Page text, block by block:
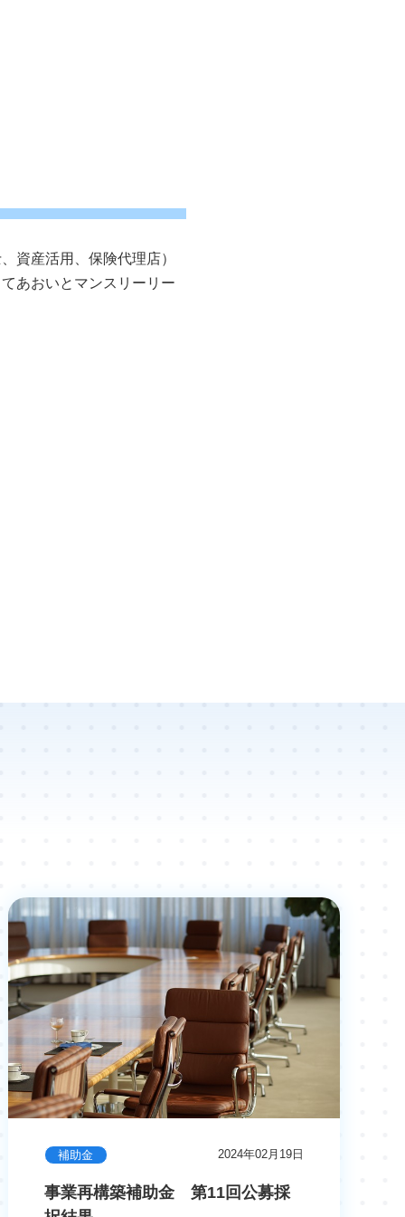
資産活用、保険代理店）
あおいとマンスリーリー
補助金 2024年02月19日
事業再構築補助金 第11回公募採